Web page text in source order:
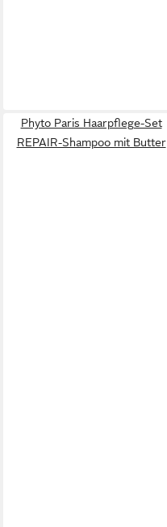
Phyto Paris Haarpflege-Set
REPAIR-Shampoo mit Butter